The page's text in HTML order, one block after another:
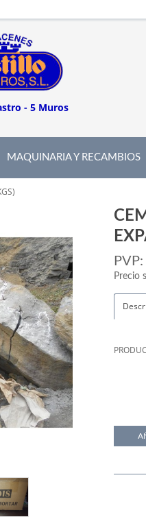
- 5 Muros
MAQUINARIA Y RECAMBIOS
PVP:
Precio